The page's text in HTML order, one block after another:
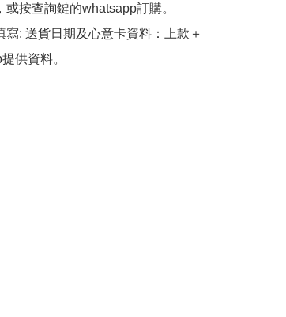
按查詢鍵的whatsapp訂購。
寫: 送貨日期及心意卡資料：上款＋
供資料。